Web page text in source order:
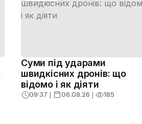
Суми під ударами
швидкісних дронів: що
відомо і як діяти
09:37 ❘ 06.08.26 ❘ 185